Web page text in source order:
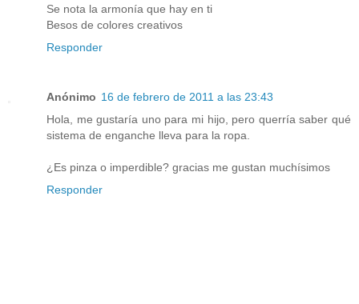
Se nota la armonía que hay en ti
Besos de colores creativos
Responder
Anónimo 16 de febrero de 2011 a las 23:43
Hola, me gustaría uno para mi hijo, pero querría saber qué
sistema de enganche lleva para la ropa.
¿Es pinza o imperdible? gracias me gustan muchísimos
Responder